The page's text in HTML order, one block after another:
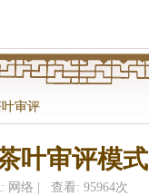
审评
叶审评模式
网络 | 查看: 95964次